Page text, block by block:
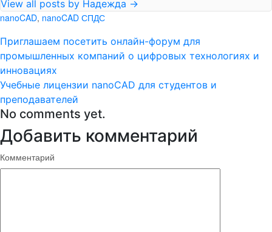
View all posts by Надежда →
nanoCAD, nanoCAD СПДС
Приглашаем посетить онлайн-форум для
промышленных компаний о цифровых технологиях и
инновациях
Учебные лицензии nanoCAD для студентов и
преподавателей
No comments yet.
Добавить комментарий
Комментарий